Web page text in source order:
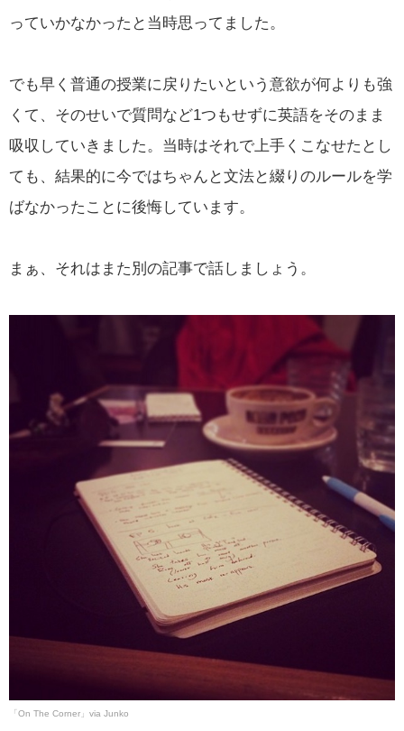
っていかなかったと当時思ってました。
でも早く普通の授業に戻りたいという意欲が何よりも強
くて、そのせいで質問など1つもせずに英語をそのまま
吸収していきました。当時はそれで上手くこなせたとし
ても、結果的に今ではちゃんと文法と綴りのルールを学
ばなかったことに後悔しています。
まぁ、それはまた別の記事で話しましょう。
「On The Corner」via Junko